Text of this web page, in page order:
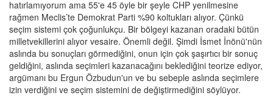
hatırlamıyorum ama 55'e 45 öyle bir şeyle CHP yenilmesine
rağmen Meclis’te Demokrat Parti %90 koltukları alıyor. Çünkü
seçim sistemi çok çoğunlukçu. Bir bölgeyi kazanan oradaki bütün
milletvekillerini alıyor vesaire. Önemli değil. Şimdi İsmet İnönü'nün
aslında bu sonuçları görmediğini, onun için çok şaşırtıcı bir sonuç
geldiğini, aslında seçimleri kazanacağını beklediğini teorize ediyor,
argümanı bu Ergun Özbudun'un ve bu sebeple aslında seçimlere
izin verdiğini ve seçim sistemini de değiştirmediğini söylüyor.